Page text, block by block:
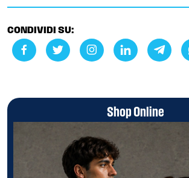
CONDIVIDI SU:
Shop Online